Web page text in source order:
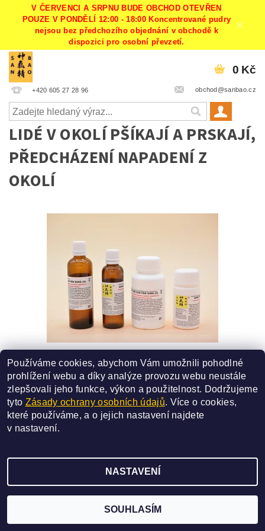
V ČERVENCI A SRPNU BUDE OBCHOD OTEVŘEN
POUZE V PONDĚLÍ 12:00 - 18:00 Koncentrované pudry
nejsou bez předchozího objednání v obchodě k
dispozici pro osobní převzetí.
+420 605 27 28 96 obchod@sanbao.cz
0 Kč
LIDÉ V OKOLÍ PŠÍKAJÍ A PRSKAJÍ,
PŘEDCHÁZENÍ NAPADENÍ Z
OKOLÍ
SMĚS ČÍSLO 23
od 227 Kč
SAN BAO, všechna práva vyhrazena
Vytvořil Shoptet
Používáme cookies, abychom Vám umožnili pohodlné
prohlížení webu a díky analýze provozu webu neustále
zlepšovali jeho funkce, výkon a použitelnost. Dodržujeme
tyto Zásady ochrany osobních údajů. Více o cookies,
které používáme, a o jejich nastavení najdete
v nastavení.
NASTAVENÍ
SOUHLASÍM